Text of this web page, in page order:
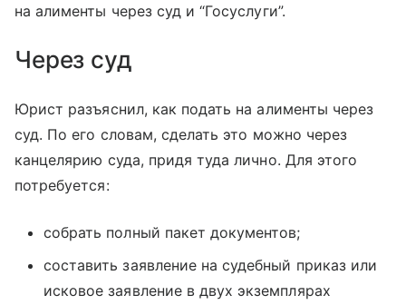
на алименты через суд и “Госуслуги”.
Через суд
Юрист разъяснил, как подать на алименты через
суд. По его словам, сделать это можно через
канцелярию суда, придя туда лично. Для этого
потребуется:
собрать полный пакет документов;
составить заявление на судебный приказ или
исковое заявление в двух экземплярах